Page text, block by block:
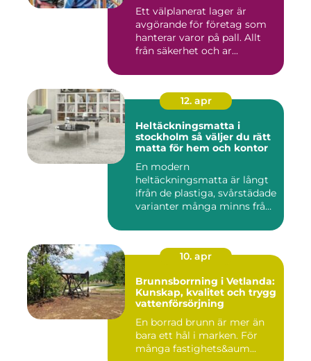
Ett välplanerat lager är
avgörande för företag som
hanterar varor på pall. Allt
från säkerhet och ar...
12. apr
Heltäckningsmatta i
stockholm så väljer du rätt
matta för hem och kontor
En modern
heltäckningsmatta är långt
ifrån de plastiga, svårstädade
varianter många minns från
10. apr
Brunnsborrning i Vetlanda:
Kunskap, kvalitet och trygg
vattenförsörjning
En borrad brunn är mer än
bara ett hål i marken. För
många fastighets&aum...